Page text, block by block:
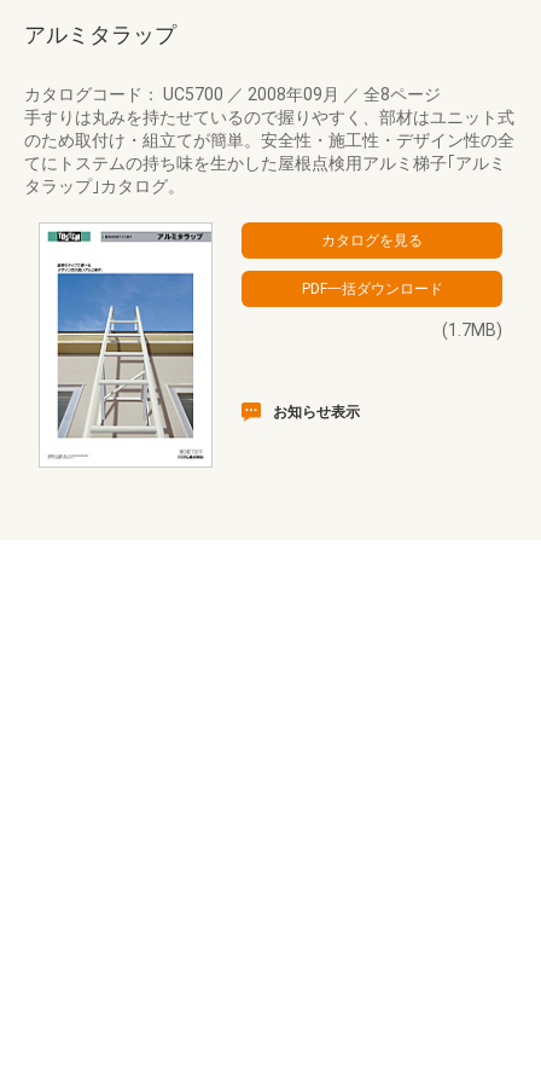
アルミタラップ
カタログコード： UC5700 ／ 2008年09月 ／ 全8ページ
手すりは丸みを持たせているので握りやすく、部材はユニット式
のため取付け・組立てが簡単。安全性・施工性・デザイン性の全
てにトステムの持ち味を生かした屋根点検用アルミ梯子｢アルミ
タラップ｣カタログ。
(1.7MB)
お知らせ表示